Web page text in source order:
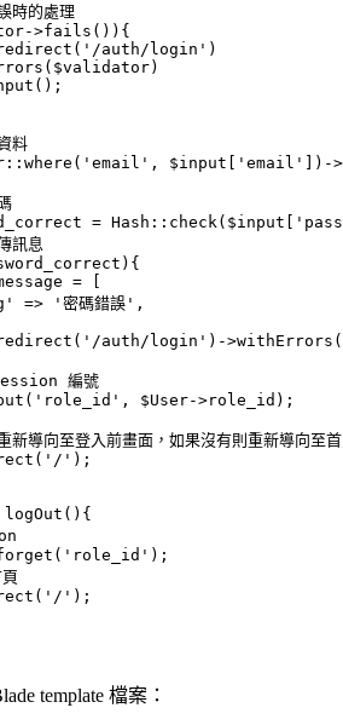
時的處理
>fails()){
auth/login')
料
$input['email'])-
=
訊息
= [
=> '密碼錯誤',
auth/login')-
編號
$User->role_id);
導向至登入前畫面，如果沒有則重新導向至
');
');
template 檔案：